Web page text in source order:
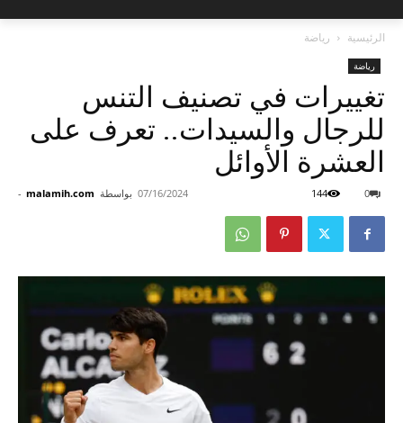
الرئيسية رياضة
رياضة
تغييرات في تصنيف التنس
للرجال والسيدات.. تعرف على
العشرة الأوائل
بواسطة malamih.com
- 07/16/2024 0
144